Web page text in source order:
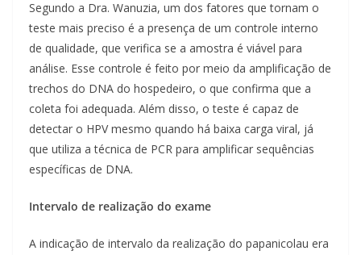
Segundo a Dra. Wanuzia, um dos fatores que tornam o
teste mais preciso é a presença de um controle interno
de qualidade, que verifica se a amostra é viável para
análise. Esse controle é feito por meio da amplificação de
trechos do DNA do hospedeiro, o que confirma que a
coleta foi adequada. Além disso, o teste é capaz de
detectar o HPV mesmo quando há baixa carga viral, já
que utiliza a técnica de PCR para amplificar sequências
específicas de DNA.
Intervalo de realização do exame
A indicação de intervalo da realização do papanicolau era